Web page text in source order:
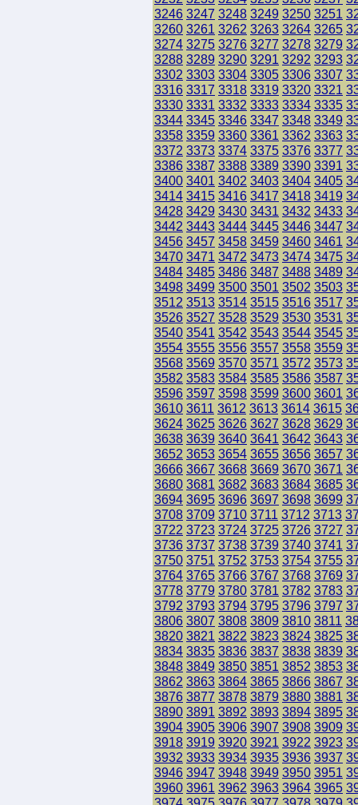
3246 3247 3248 3249 3250 3251
3260 3261 3262 3263 3264 3265
3274 3275 3276 3277 3278 3279
3288 3289 3290 3291 3292 3293
3302 3303 3304 3305 3306 3307
3316 3317 3318 3319 3320 3321
3330 3331 3332 3333 3334 3335
3344 3345 3346 3347 3348 3349
3358 3359 3360 3361 3362 3363
3372 3373 3374 3375 3376 3377
3386 3387 3388 3389 3390 3391
3400 3401 3402 3403 3404 3405
3414 3415 3416 3417 3418 3419
3428 3429 3430 3431 3432 3433
3442 3443 3444 3445 3446 3447
3456 3457 3458 3459 3460 3461
3470 3471 3472 3473 3474 3475
3484 3485 3486 3487 3488 3489
3498 3499 3500 3501 3502 3503
3512 3513 3514 3515 3516 3517
3526 3527 3528 3529 3530 3531
3540 3541 3542 3543 3544 3545
3554 3555 3556 3557 3558 3559
3568 3569 3570 3571 3572 3573
3582 3583 3584 3585 3586 3587
3596 3597 3598 3599 3600 3601
3610 3611 3612 3613 3614 3615
3624 3625 3626 3627 3628 3629
3638 3639 3640 3641 3642 3643
3652 3653 3654 3655 3656 3657
3666 3667 3668 3669 3670 3671
3680 3681 3682 3683 3684 3685
3694 3695 3696 3697 3698 3699
3708 3709 3710 3711 3712 3713
3722 3723 3724 3725 3726 3727
3736 3737 3738 3739 3740 3741
3750 3751 3752 3753 3754 3755
3764 3765 3766 3767 3768 3769
3778 3779 3780 3781 3782 3783
3792 3793 3794 3795 3796 3797
3806 3807 3808 3809 3810 3811
3820 3821 3822 3823 3824 3825
3834 3835 3836 3837 3838 3839
3848 3849 3850 3851 3852 3853
3862 3863 3864 3865 3866 3867
3876 3877 3878 3879 3880 3881
3890 3891 3892 3893 3894 3895
3904 3905 3906 3907 3908 3909
3918 3919 3920 3921 3922 3923
3932 3933 3934 3935 3936 3937
3946 3947 3948 3949 3950 3951
3960 3961 3962 3963 3964 3965